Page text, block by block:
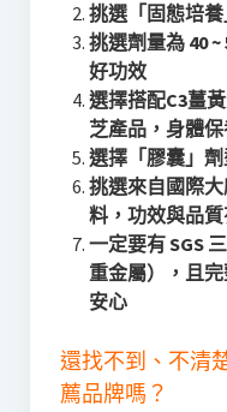
挑選「固態培
挑選劑量為 40
好功效
選擇搭配C3薑
芝產品，身體
選擇「膠囊」
挑選來自國際
料，功效與品
一定要有 SGS
重金屬），且
安心
還找不到、不清
薦品牌嗎？